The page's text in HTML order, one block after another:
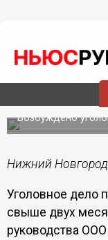
13.09.201921:16
Еще одну
накажут за
Возбуждено
Нижний
Уголовное дело
свыше двух
руководства